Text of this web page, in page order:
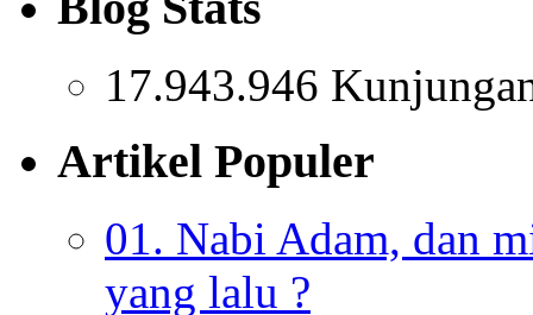
17.943.946
Artikel Populer
01. Nabi Adam, dan
yang lalu ?